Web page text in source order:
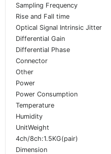
Sampling Frequency
Rise and Fall time
Optical Signal Intrinsic Jitter
Differential Gain
Differential Phase
Connector
Other
Power
Power Consumption
Temperature
Humidity
UnitWeight
4ch/8ch:1.5KG(pair)
Dimension